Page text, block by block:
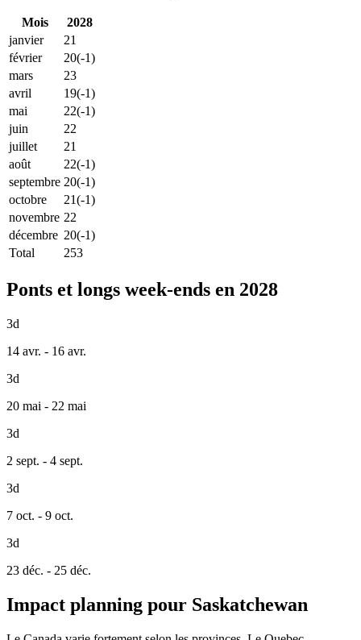
Mois
2028
janvier
21
février
20(-1)
mars
23
avril
19(-1)
mai
22(-1)
juin
22
juillet
21
août
22(-1)
septembre 20(-1)
octobre
21(-1)
novembre 22
décembre 20(-1)
Total
253
Ponts et longs week-ends en 2028
3d
14 avr. - 16 avr.
3d
20 mai - 22 mai
3d
2 sept. - 4 sept.
3d
7 oct. - 9 oct.
3d
23 déc. - 25 déc.
Impact planning pour Saskatchewan